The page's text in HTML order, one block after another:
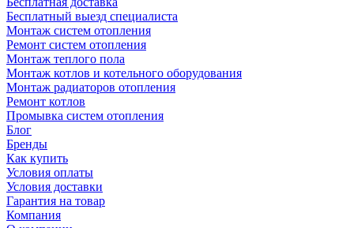
Бесплатный выезд специалиста
Монтаж систем отопления
Ремонт систем отопления
Монтаж теплого пола
Монтаж котлов и котельного оборудования
Монтаж радиаторов отопления
Ремонт котлов
Промывка систем отопления
Блог
Бренды
Как купить
Условия оплаты
Условия доставки
Гарантия на товар
Компания